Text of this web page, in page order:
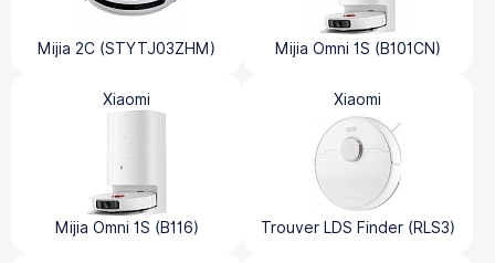
Mijia 2C (STYTJ03ZHM) Mijia Omni 1S (B101CN)
Xiaomi
Mijia Omni 1S (B116)
Xiaomi
Trouver LDS Finder (RLS3)